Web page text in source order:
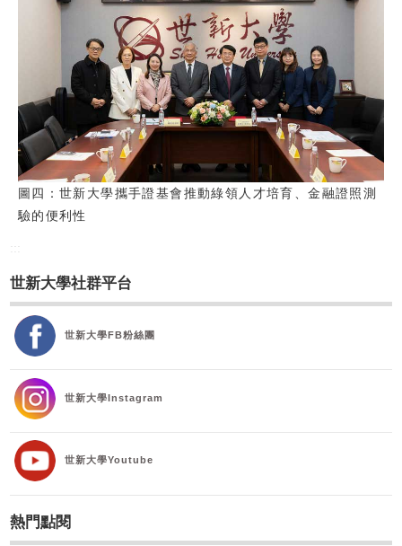
圖四：世新大學攜手證基會推動綠領人才培育、金融證照測
驗的便利性
世新大學社群平台
世新大學FB粉絲團
世新大學Instagram
世新大學Youtube
熱門點閱